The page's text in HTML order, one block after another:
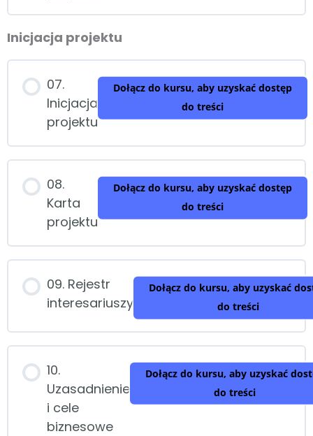
Inicjacja projektu
07.
Inicjacja
projektu
Dołącz do kursu, aby uzyskać dostęp
do treści
08.
Karta
projektu
Dołącz do kursu, aby uzyskać dostęp
do treści
09. Rejestr
interesariuszy
Dołącz do kursu, aby uzyskać
do treści
10.
Uzasadnienie
i cele
biznesowe
Dołącz do kursu, aby uzyskać
do treści